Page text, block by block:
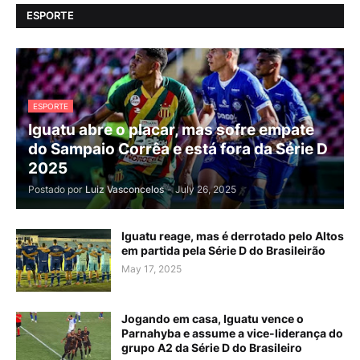
ESPORTE
ESPORTE
Iguatu abre o placar, mas sofre empate
do Sampaio Corrêa e está fora da Série D
2025
Postado por Luiz Vasconcelos - July 26, 2025
Iguatu reage, mas é derrotado pelo Altos
em partida pela Série D do Brasileirão
May 17, 2025
Jogando em casa, Iguatu vence o
Parnahyba e assume a vice-liderança do
grupo A2 da Série D do Brasileiro